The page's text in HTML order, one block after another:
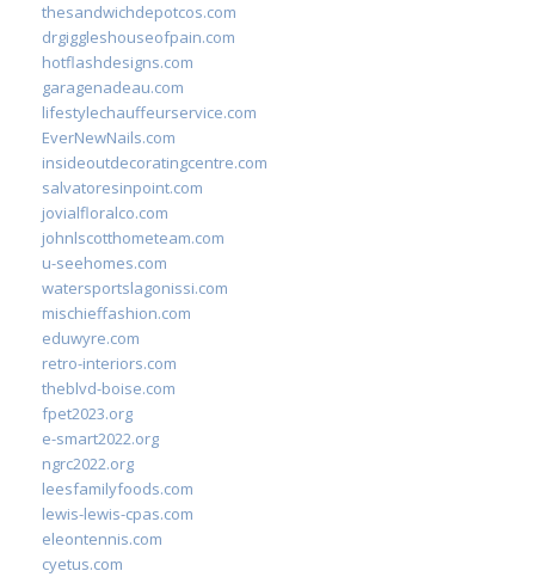
thesandwichdepotcos.com
drgiggleshouseofpain.com
hotflashdesigns.com
garagenadeau.com
lifestylechauffeurservice.com
EverNewNails.com
insideoutdecoratingcentre.com
salvatoresinpoint.com
jovialfloralco.com
johnlscotthometeam.com
u-seehomes.com
watersportslagonissi.com
mischieffashion.com
eduwyre.com
retro-interiors.com
theblvd-boise.com
fpet2023.org
e-smart2022.org
ngrc2022.org
leesfamilyfoods.com
lewis-lewis-cpas.com
eleontennis.com
cyetus.com